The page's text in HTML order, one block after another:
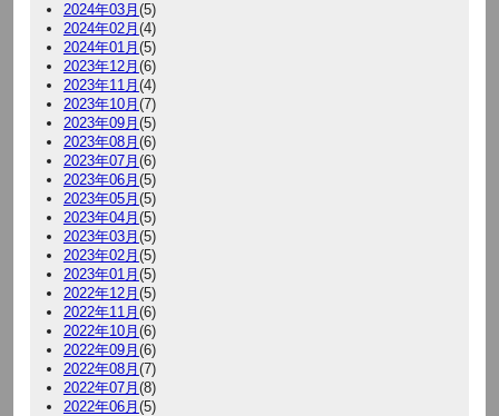
2024年03月 (5)
2024年02月 (4)
2024年01月 (5)
2023年12月 (6)
2023年11月 (4)
2023年10月 (7)
2023年09月 (5)
2023年08月 (6)
2023年07月 (6)
2023年06月 (5)
2023年05月 (5)
2023年04月 (5)
2023年03月 (5)
2023年02月 (5)
2023年01月 (5)
2022年12月 (5)
2022年11月 (6)
2022年10月 (6)
2022年09月 (6)
2022年08月 (7)
2022年07月 (8)
2022年06月 (5)